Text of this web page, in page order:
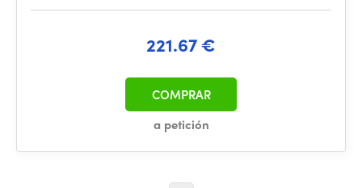
221.67 €
a petición
COMPRAR